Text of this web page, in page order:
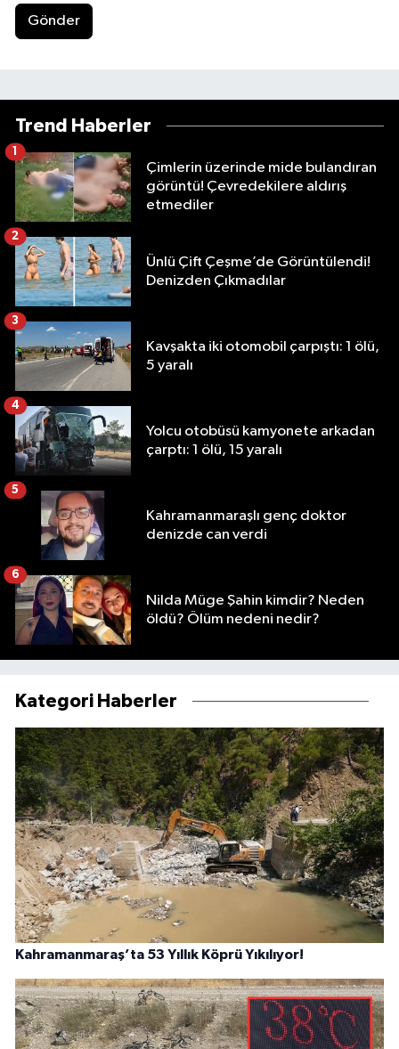
Gönder
Trend Haberler
Çimlerin üzerinde mide bulandıran
görüntü! Çevredekilere aldırış
etmediler
1
Ünlü Çift Çeşme’de Görüntülendi!
Denizden Çıkmadılar
2
Kavşakta iki otomobil çarpıştı: 1 ölü,
5 yaralı
3
Yolcu otobüsü kamyonete arkadan
çarptı: 1 ölü, 15 yaralı
4
Kahramanmaraşlı genç doktor
denizde can verdi
5
Nilda Müge Şahin kimdir? Neden
öldü? Ölüm nedeni nedir?
6
Kategori Haberler
Kahramanmaraş’ta 53 Yıllık Köprü Yıkılıyor!